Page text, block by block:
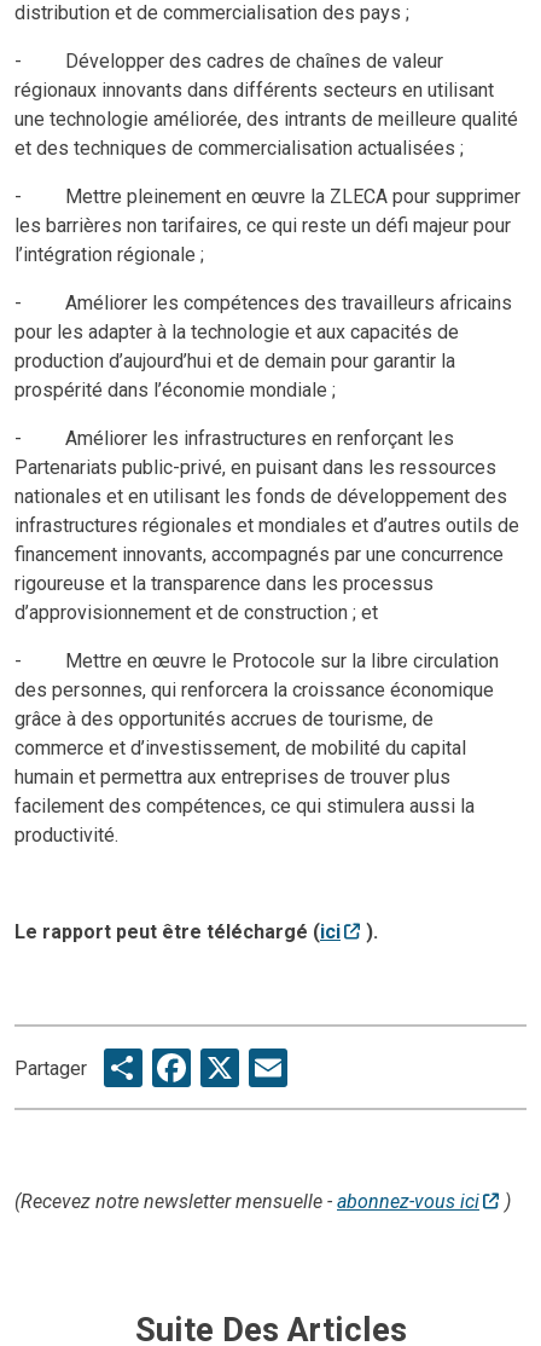
distribution et de commercialisation des pays ;
- Développer des cadres de chaînes de valeur
régionaux innovants dans différents secteurs en utilisant
une technologie améliorée, des intrants de meilleure qualité
et des techniques de commercialisation actualisées ;
- Mettre pleinement en œuvre la ZLECA pour supprimer
les barrières non tarifaires, ce qui reste un défi majeur pour
l’intégration régionale ;
- Améliorer les compétences des travailleurs africains
pour les adapter à la technologie et aux capacités de
production d’aujourd’hui et de demain pour garantir la
prospérité dans l’économie mondiale ;
- Améliorer les infrastructures en renforçant les
Partenariats public-privé, en puisant dans les ressources
nationales et en utilisant les fonds de développement des
infrastructures régionales et mondiales et d’autres outils de
financement innovants, accompagnés par une concurrence
rigoureuse et la transparence dans les processus
d’approvisionnement et de construction ; et
- Mettre en œuvre le Protocole sur la libre circulation
des personnes, qui renforcera la croissance économique
grâce à des opportunités accrues de tourisme, de
commerce et d’investissement, de mobilité du capital
humain et permettra aux entreprises de trouver plus
facilement des compétences, ce qui stimulera aussi la
productivité.
Le rapport peut être téléchargé (ici ).
Partager ShareFacebook
X
(Recevez notre newsletter mensuelle - abonnez-vous ici )
Suite Des Articles